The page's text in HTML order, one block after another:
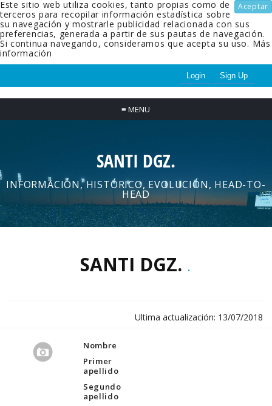
Aceptar
Este sitio web utiliza cookies, tanto propias como de
terceros para recopilar información estadística sobre
su navegación y mostrarle publicidad relacionada con sus
preferencias, generada a partir de sus pautas de navegación.
Si continua navegando, consideramos que acepta su uso. Más
información
Login Sign Up
≡ MENU
SANTI DGZ.
INFORMACIÓN, HISTÓRICO, EVOLUCIÓN, HEAD-TO-
HEAD
SANTI DGZ. .
Ultima actualización: 13/07/2018
Nombre
Primer
apellido
Segundo
apellido